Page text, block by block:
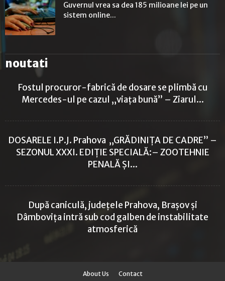
Guvernul vrea sa dea 185 milioane lei pe un
sistem online...
noutati
Fostul procuror-fabrică de dosare se plimbă cu
Mercedes-ul pe cazul „viața bună” – Ziarul...
DOSARELE I.P.J. Prahova „GRĂDINIȚA DE CADRE” –
SEZONUL XXXI. EDIȚIE SPECIALĂ:– ZOOTEHNIE
PENALĂ ȘI...
După caniculă, județele Prahova, Brașov și
Dâmbovița intră sub cod galben de instabilitate
atmosferică
About Us Contact